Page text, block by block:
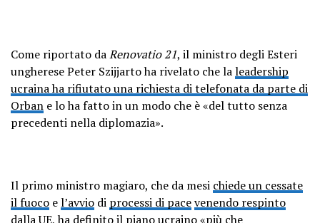
Come riportato daRenovatio 21, il ministro degli Esteri
ungherese Peter Szijjarto ha rivelato che laleadership
ucraina ha rifiutato una richiesta di telefonata da parte di
Orban e lo ha fatto in un modo che è «del tutto senza
precedenti nella diplomazia».
Il primo ministro magiaro, che da mesi chiede un cessate
il fuoco el’avvio di processi di pacevenendo respinto
dalla UE, ha definito il piano ucraino «più che